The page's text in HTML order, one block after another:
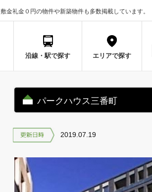
敷金礼金０円の物件や新築物件も多数掲載しています。
沿線・駅で探す エリアで探す
パークハウス三番町
2019.07.19